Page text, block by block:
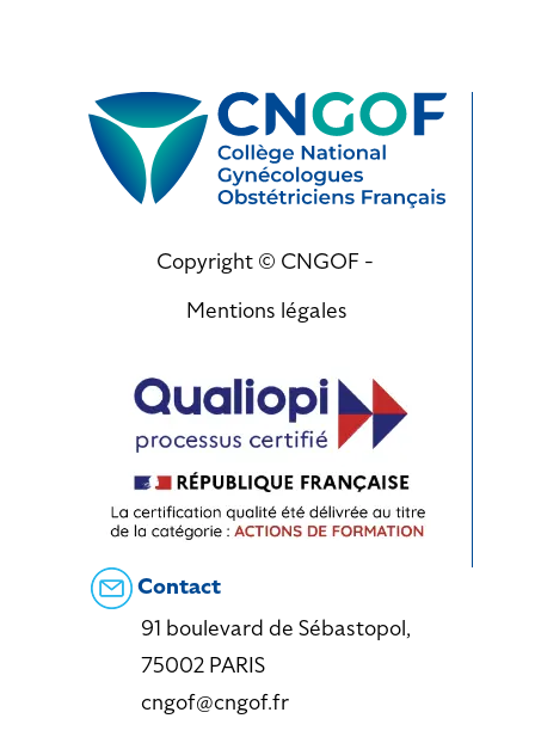
Copyright © CNGOF -
Mentions légales
Contact
91 boulevard de Sébastopol,
75002 PARIS
cngof@cngof.fr